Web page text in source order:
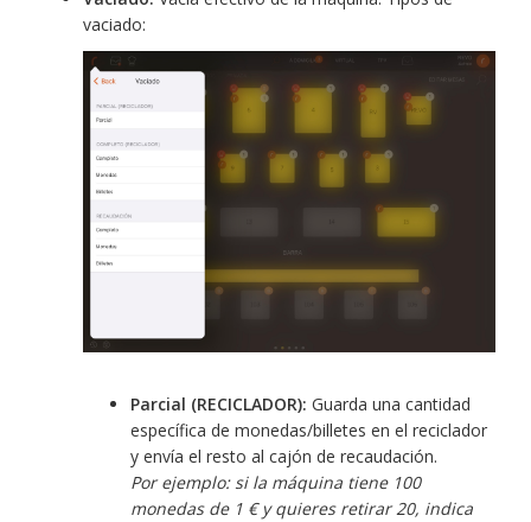
vaciado:
Parcial (RECICLADOR): Guarda una cantidad
específica de monedas/billetes en el reciclador
y envía el resto al cajón de recaudación.
Por ejemplo: si la máquina tiene 100
monedas de 1 € y quieres retirar 20, indica